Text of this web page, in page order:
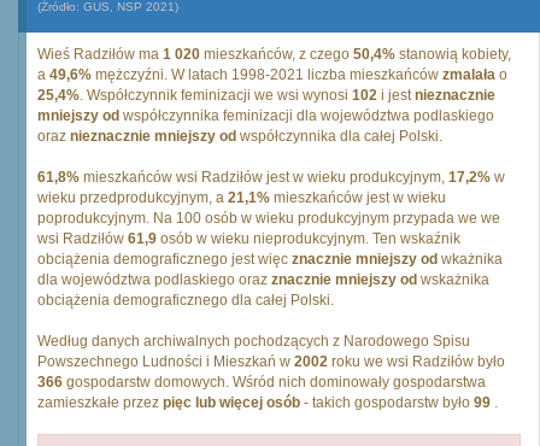
(Źródło: GUS, NSP 2021)
Wieś Radziłów ma 1 020 mieszkańców, z czego 50,4% stanowią kobiety,
a 49,6% mężczyźni. W latach 1998-2021 liczba mieszkańców zmalała o
25,4%. Współczynnik feminizacji we wsi wynosi 102 i jestnieznacznie
mniejszy od współczynnika feminizacji dla województwa podlaskiego
oraz nieznacznie mniejszy od współczynnika dla całej Polski.
61,8% mieszkańców wsi Radziłów jest w wieku produkcyjnym, 17,2% w
wieku przedprodukcyjnym, a 21,1% mieszkańców jest w wieku
poprodukcyjnym. Na 100 osób w wieku produkcyjnym przypada we we
wsi Radziłów 61,9 osób w wieku nieprodukcyjnym. Ten wskaźnik
obciążenia demograficznego jest więc znacznie mniejszy od wkażnika
dla województwa podlaskiego oraz znacznie mniejszy od wskażnika
obciążenia demograficznego dla całej Polski.
Według danych archiwalnych pochodzących z Narodowego Spisu
Powszechnego Ludności i Mieszkań w 2002 roku we wsi Radziłów było
366 gospodarstw domowych. Wśród nich dominowały gospodarstwa
zamieszkałe przez pięc lub więcej osób - takich gospodarstw było 99 .